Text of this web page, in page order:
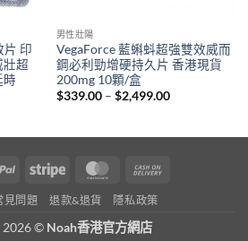
片 印
壯超
時
男性壯陽
VegaForce 藍蝌蚪超強雙效威而
鋼必利勁增硬持久片 香港現貨
200mg 10顆/盒
$339.00 – $2,499.00Price
$2,499.00
PayPal Stripe MasterCard
見問題 退款&退貨 隱私政策
2026 © Noah香港官方網店